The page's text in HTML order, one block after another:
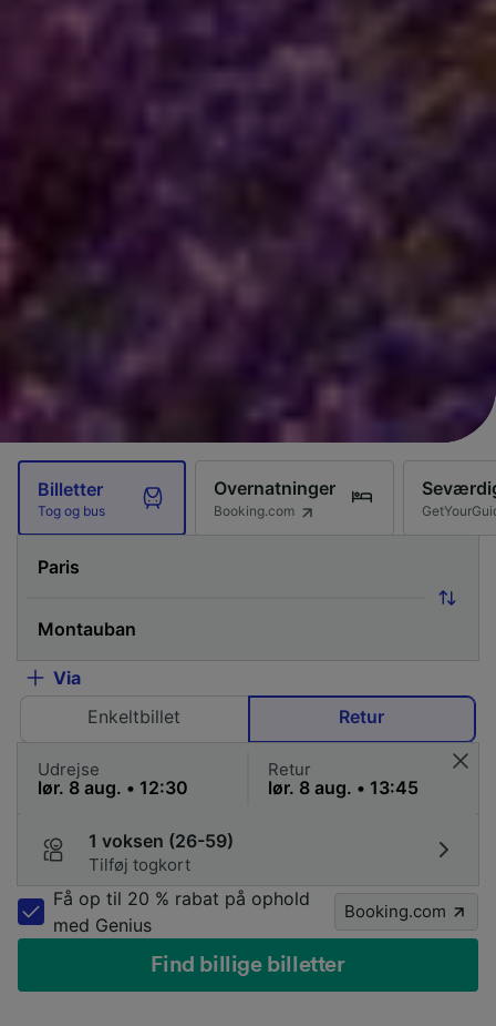
Billetter
Tog og bus
Overnatninger
Booking.com
Via
Enkeltbillet
Retur
Udrejse Retur
1 voksen (26-59)
Tilføj togkort
Få op til 20 % rabat på ophold
med Genius
Booking.com
Find billige billetter